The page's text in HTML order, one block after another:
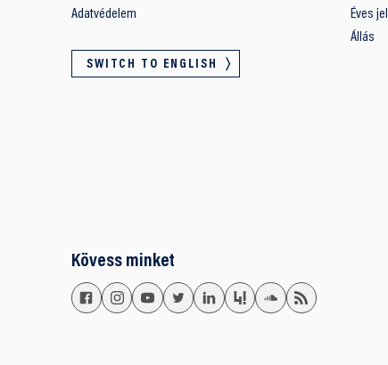
Adatvédelem
SWITCH TO ENGLISH
Éves
Állás
Kövess minket